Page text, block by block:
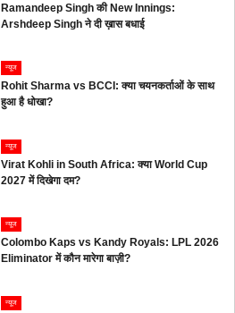
Ramandeep Singh की New Innings:
Arshdeep Singh ने दी ख़ास बधाई
न्यूज
Rohit Sharma vs BCCI: क्या चयनकर्ताओं के साथ
हुआ है धोखा?
न्यूज
Virat Kohli in South Africa: क्या World Cup
2027 में दिखेगा दम?
न्यूज
Colombo Kaps vs Kandy Royals: LPL 2026
Eliminator में कौन मारेगा बाज़ी?
न्यूज